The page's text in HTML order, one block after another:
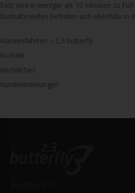
East sind in weniger als 10 Minuten zu
Bushaltestellen befinden sich ebenfalls in
Klassenfahrten – 2,3 butterfly
Kontakt
Rechtliches
Kundenmeinungen